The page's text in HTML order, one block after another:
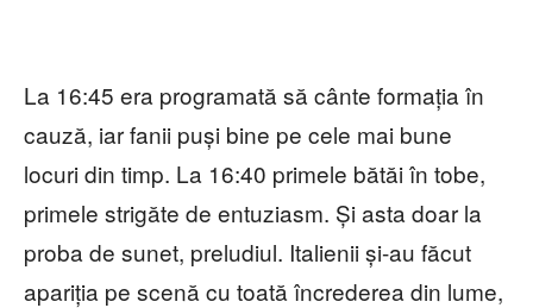
La 16:45 era programată să cânte formația în
cauză, iar fanii puși bine pe cele mai bune
locuri din timp. La 16:40 primele bătăi în tobe,
primele strigăte de entuziasm. Și asta doar la
proba de sunet, preludiul. Italienii și-au făcut
apariția pe scenă cu toată încrederea din lume,